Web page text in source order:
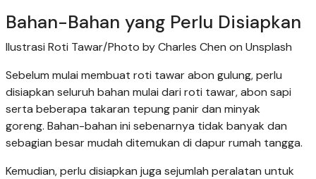
Bahan-Bahan yang Perlu Disiapkan
Ilustrasi Roti Tawar/Photo by Charles Chen on Unsplash
Sebelum mulai membuat roti tawar abon gulung, perlu
disiapkan seluruh bahan mulai dari roti tawar, abon sapi
serta beberapa takaran tepung panir dan minyak
goreng. Bahan-bahan ini sebenarnya tidak banyak dan
sebagian besar mudah ditemukan di dapur rumah tangga.
Kemudian, perlu disiapkan juga sejumlah peralatan untuk